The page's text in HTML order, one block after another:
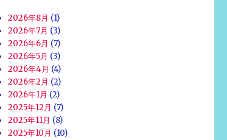
2026年8月 (1)
2026年7月 (3)
2026年6月 (7)
2026年5月 (3)
2026年4月 (4)
2026年2月 (2)
2026年1月 (2)
2025年12月 (7)
2025年11月 (8)
2025年10月 (10)